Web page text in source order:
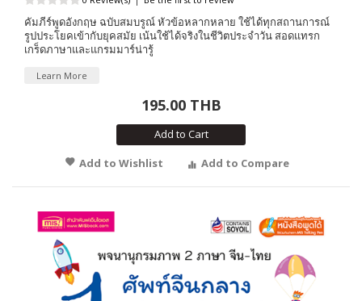
คัมภีร์พูดอังกฤษ ฉบับสมบรูณ์ หัวข้อหลากหลาย ใช้ได้ทุกสถานการณ์
รูปประโยคเข้ากับยุคสมัย เน้นใช้ได้จริงในชีวิตประจำวัน สอดแทรก
เกร็ดภาษาและแกรมมาร์น่ารู้
Learn More
195.00 THB
Add to Cart
Add to Wishlist
Add to Compare